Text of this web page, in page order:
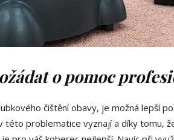
o pomoc
čištění obavy, je možná lepší
této problematice vyznají a díky tomu,